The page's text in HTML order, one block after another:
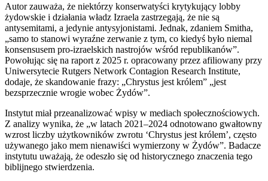
Autor zauważa, że niektórzy konserwatyści krytykujący lobby
żydowskie i działania władz Izraela zastrzegają, że nie są
antysemitami, a jedynie antysyjonistami. Jednak, zdaniem Smitha,
„samo to stanowi wyraźne zerwanie z tym, co kiedyś było niemal
konsensusem pro-izraelskich nastrojów wśród republikanów”.
Powołując się na raport z 2025 r. opracowany przez afiliowany przy
Uniwersytecie Rutgers Network Contagion Research Institute,
dodaje, że skandowanie frazy: „Chrystus jest królem” „jest
bezsprzecznie wrogie wobec Żydów”.
Instytut miał przeanalizować wpisy w mediach społecznościowych.
Z analizy wynika, że „w latach 2021–2024 odnotowano gwałtowny
wzrost liczby użytkowników zwrotu ‘Chrystus jest królem’, często
używanego jako mem nienawiści wymierzony w Żydów”. Badacze
instytutu uważają, że odeszło się od historycznego znaczenia tego
biblijnego stwierdzenia.